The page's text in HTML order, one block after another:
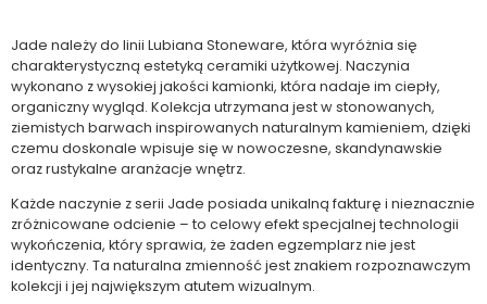
Jade należy do linii Lubiana Stoneware, która wyróżnia się
charakterystyczną estetyką ceramiki użytkowej. Naczynia
wykonano z wysokiej jakości kamionki, która nadaje im ciepły,
organiczny wygląd. Kolekcja utrzymana jest w stonowanych,
ziemistych barwach inspirowanych naturalnym kamieniem, dzięki
czemu doskonale wpisuje się w nowoczesne, skandynawskie
oraz rustykalne aranżacje wnętrz.
Każde naczynie z serii Jade posiada unikalną fakturę i nieznacznie
zróżnicowane odcienie – to celowy efekt specjalnej technologii
wykończenia, który sprawia, że żaden egzemplarz nie jest
identyczny. Ta naturalna zmienność jest znakiem rozpoznawczym
kolekcji i jej największym atutem wizualnym.